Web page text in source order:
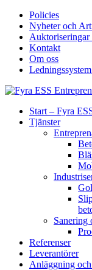
Policies
Nyheter och
Kontakt
Om oss
Start – Fyra
Tjänster
Sanering
Referenser
Leverantörer
Anläggning